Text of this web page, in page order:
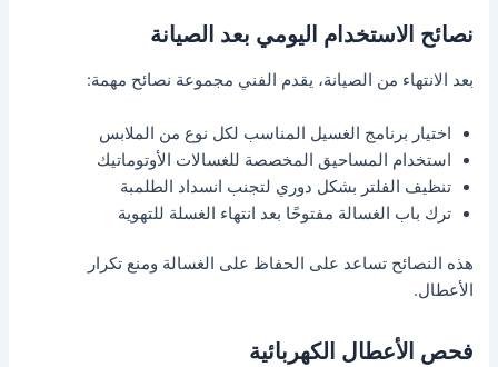
نصائح الاستخدام اليومي بعد الصيانة
بعد الانتهاء من الصيانة، يقدم الفني مجموعة نصائح مهمة:
اختيار برنامج الغسيل المناسب لكل نوع من الملابس
استخدام المساحيق المخصصة للغسالات الأوتوماتيك
تنظيف الفلتر بشكل دوري لتجنب انسداد الطلمبة
ترك باب الغسالة مفتوحًا بعد انتهاء الغسلة للتهوية
هذه النصائح تساعد على الحفاظ على الغسالة ومنع تكرار
الأعطال.
فحص الأعطال الكهربائية